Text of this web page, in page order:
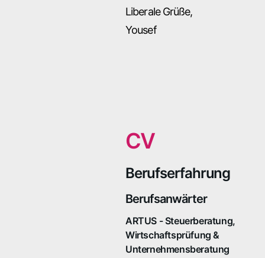
Liberale Grüße,
Yousef
CV
Berufserfahrung
Berufsanwärter
ARTUS - Steuerberatung,
Wirtschaftsprüfung &
Unternehmensberatung